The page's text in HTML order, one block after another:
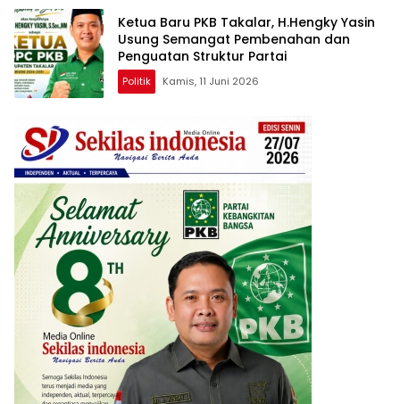
Ketua Baru PKB Takalar, H.Hengky Yasin
Usung Semangat Pembenahan dan
Penguatan Struktur Partai
Politik Kamis, 11 Juni 2026